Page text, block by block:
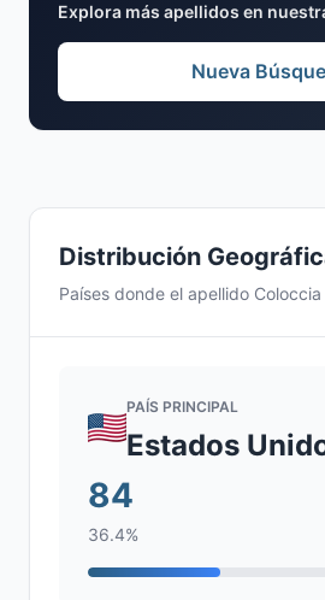
Distribución
Países donde el apellido
PAÍS PRINCIPAL
Estados
84
36.4%
Explora más apellidos en
Nueva